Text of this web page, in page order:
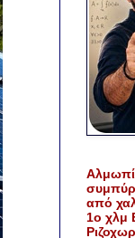
από
1ο χλμ